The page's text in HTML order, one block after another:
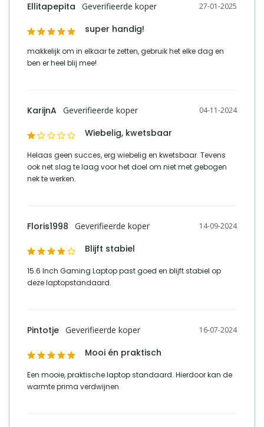
27-01-2025
Ellitapepita
super handig!
makkelijk om in elkaar te zetten, gebruik het elke dag en
ben er heel blij mee!
04-11-2024
KarijnA
Wiebelig, kwetsbaar
Helaas geen succes, erg wiebelig en kwetsbaar. Tevens
ook net slag te laag voor het doel om niet met gebogen
nek te werken.
14-09-2024
Floris1998
Blijft stabiel
15.6 Inch Gaming Laptop past goed en blijft stabiel op
deze laptopstandaard.
16-07-2024
Pintotje
Mooi én praktisch
Een mooie, praktische laptop standaard. Hierdoor kan de
warmte prima verdwijnen